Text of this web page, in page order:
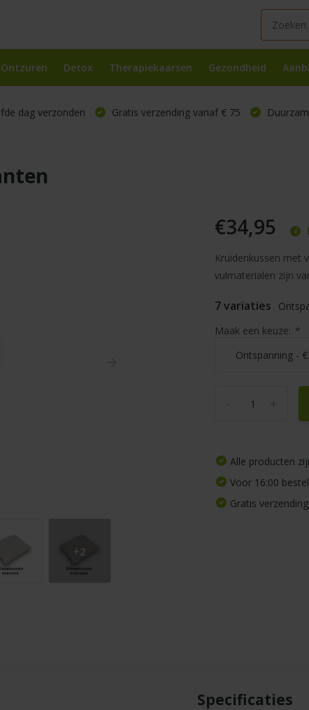
Ontzuren Detox Therapiekaarsen Gezondheid
dag verzonden Gratis verzending vanaf € 75
+2
€34,95
Kruidenkussen met
vulmaterialen zijn
7 variaties
Maak een keuze: *
Alle producten
Voor 16:00
Gratis
Specificaties